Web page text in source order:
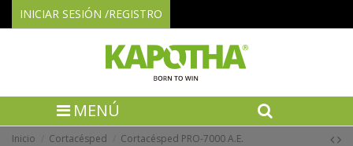
INICIAR SESIÓN /REGISTRO
MENÚ
Inicio Cortacésped Cortacésped PRO-7000 A.E.